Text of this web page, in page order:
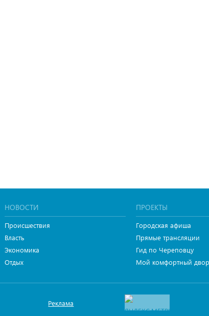
НОВОСТИ
Происшествия
Власть
Экономика
Отдых
ПРОЕКТЫ
Городская афиша
Прямые трансляции
Гид по Череповцу
Мой комфортный двор
Реклама